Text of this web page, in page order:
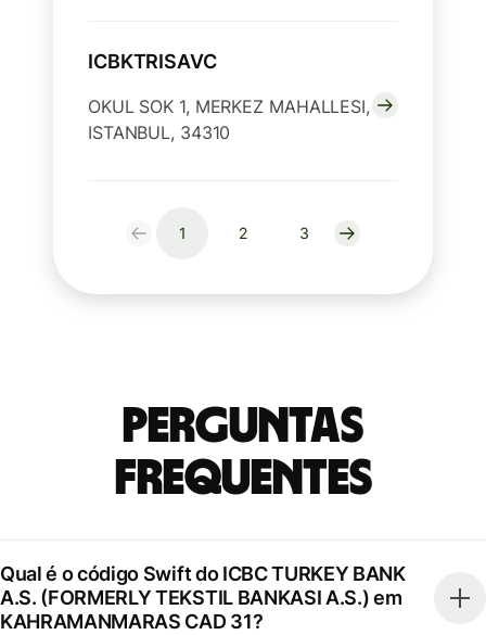
ICBKTRISAVC
OKUL SOK 1, MERKEZ MAHALLESI,
ISTANBUL, 34310
1 2 3
Perguntas
frequentes
Qual é o código Swift do ICBC TURKEY BANK
A.S. (FORMERLY TEKSTIL BANKASI A.S.) em
KAHRAMANMARAS CAD 31?